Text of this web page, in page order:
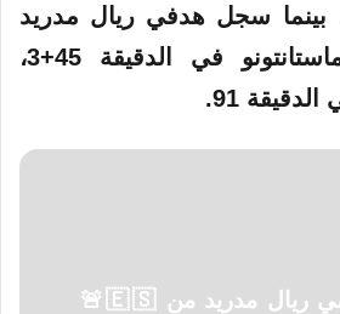
82 و95، بينما سجل هدفي ريال مدريد
كل من فرانكو ماستانتونو في الدقيقة 45+3،
91.
🚨🇪🇸 ألباسيتي يُقصي ريال مدريد من